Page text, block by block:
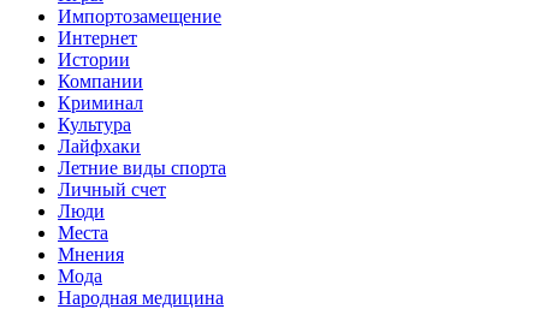
Импортозамещение
Интернет
Истории
Компании
Криминал
Культура
Лайфхаки
Летние виды спорта
Личный счет
Люди
Места
Мнения
Мода
Народная медицина